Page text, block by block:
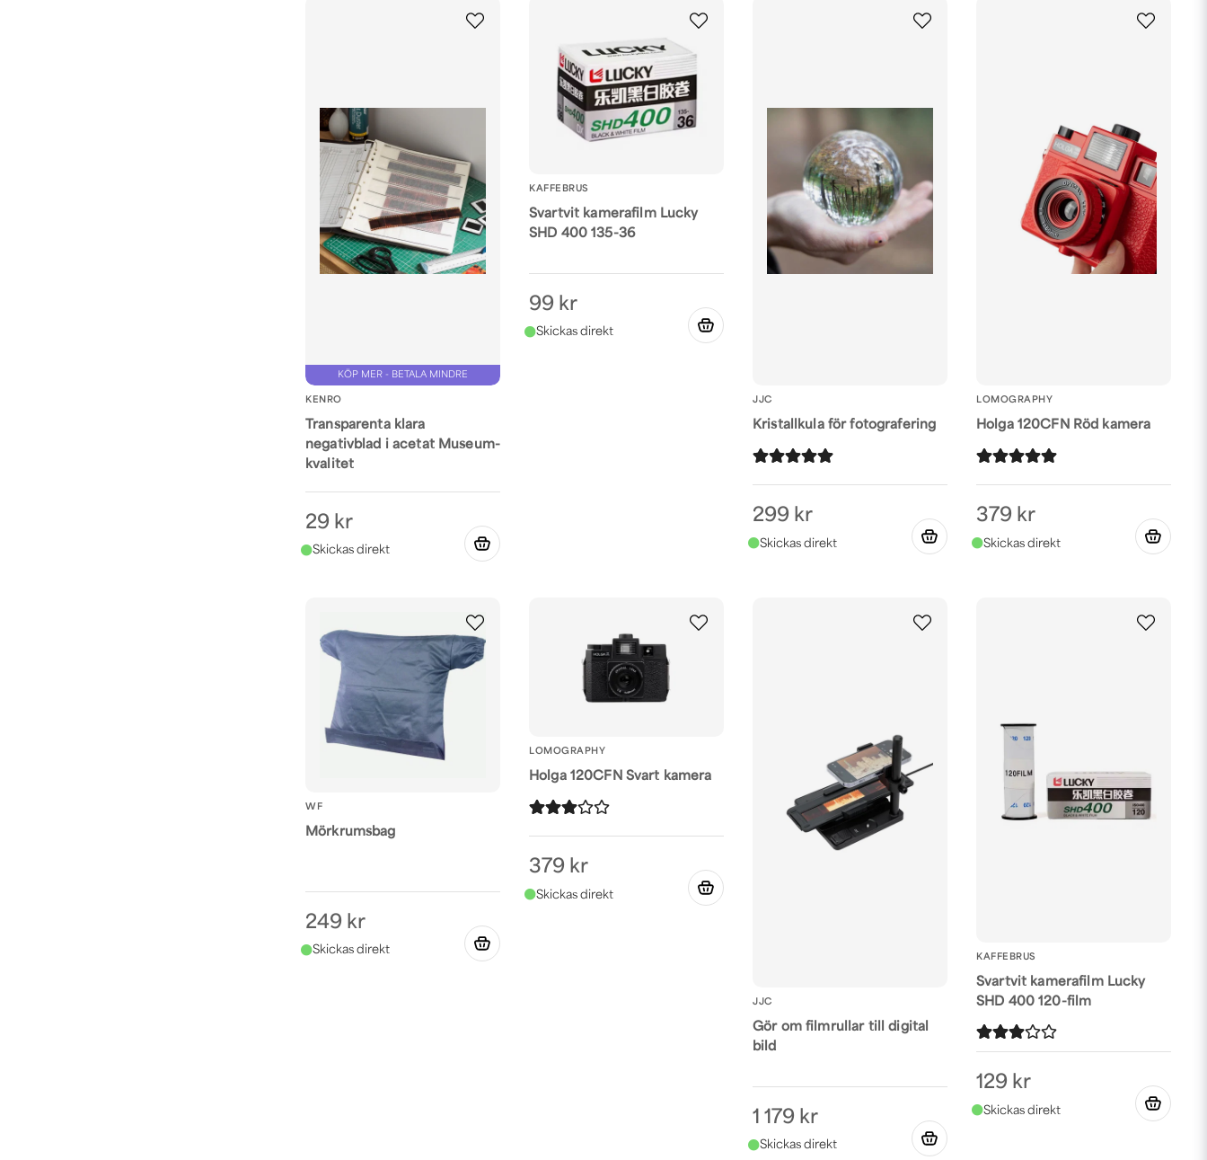
Utvalda böcker om fotografering
Bläddra bland bilder och tips för fotografen i våra utvalda fotoböcker. Här kan du lära dig eller få nya idéer om hur du ljussätter och bygger upp en bild, både
inom produktfoto, natur- och landskapsfotografering, porträttfoto med mera.
KÖP MER - BETALA MINDRE
KENRO
Transparenta klara
negativblad i acetat Museum-
kvalitet
29 kr
KAFFEBRUS
Svartvit kamerafilm Lucky
SHD 400 135-36
99 kr
JJC
Kristallkula för fotografering
299 kr
LOMOGRAPHY
Holga 120CFN Röd kamera
379 kr
WF
Mörkrumsbag
249 kr
LOMOGRAPHY
Holga 120CFN Svart kamera
379 kr
JJC
Gör om filmrullar till digital
bild
1 179 kr
KAFFEBRUS
Svartvit kamerafilm Lucky
SHD 400 120-film
129 kr